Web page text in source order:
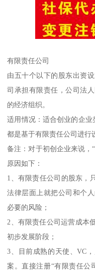
有限责任公司
由五十个以下的股东出资
司承担有限责任，公司法
的经济组织。
适用情况：适合创业的企
都是基于有限责任公司进行
备注：对于初创企业来说，
原因如下：
1、有限责任公司的股东，
法律层面上就把公司和个
必要的风险；
2、有限责任公司运营成本
初步发展阶段；
3、目前成熟的天使、VC
案。直接注册“有限责任公